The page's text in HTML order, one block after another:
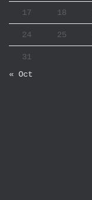
17 18
24 25
31
« Oct